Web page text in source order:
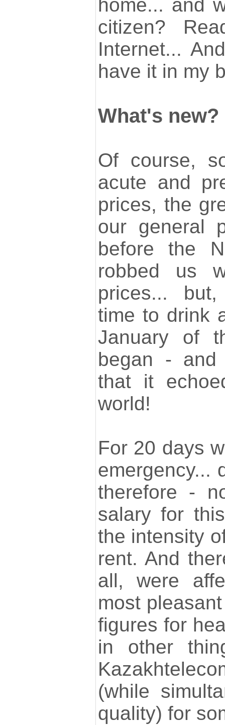
home... and
citizen?
Internet...
have it in my
What's new?
Of course,
acute and
prices, the
our general
before the
robbed us
prices...
time to drink
January of
began - and
that it
world!
For 20 days
emergency...
therefore -
salary for
the intensity
rent. And
all, were
most
figures for
in other
(while
quality) for